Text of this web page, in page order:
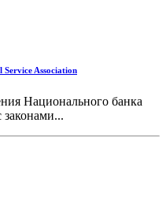
Association
Национального банка
законами...